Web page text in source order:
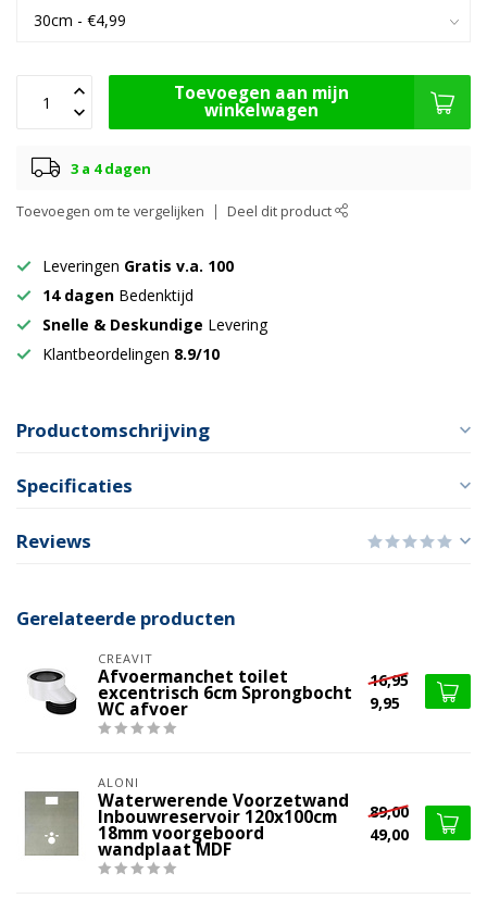
Toevoegen aan mijn
winkelwagen
3 a 4 dagen
Toevoegen om te vergelijken Deel dit product
Leveringen Gratis v.a. 100
14 dagen Bedenktijd
Snelle & Deskundige Levering
Klantbeordelingen 8.9/10
Productomschrijving
Specificaties
Reviews
Gerelateerde producten
CREAVIT
Afvoermanchet toilet
excentrisch 6cm Sprongbocht
WC afvoer
16,95
9,95
ALONI
Waterwerende Voorzetwand
Inbouwreservoir 120x100cm
18mm voorgeboord
wandplaat MDF
89,00
49,00